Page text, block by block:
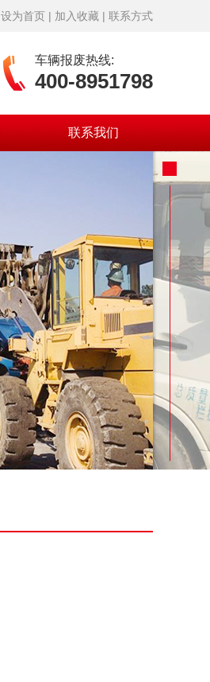
设为首页 | 加入收藏 | 联系方式
车辆报废热线:
400-8951798
联系我们